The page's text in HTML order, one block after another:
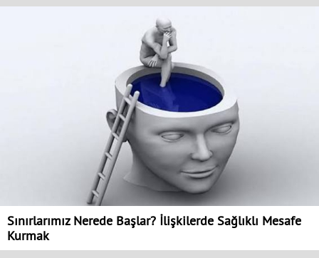
Sınırlarımız Nerede Başlar? İlişkilerde Sağlıklı Mesafe
Kurmak